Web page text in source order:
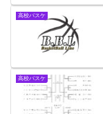
高校バスケ
高校バスケ